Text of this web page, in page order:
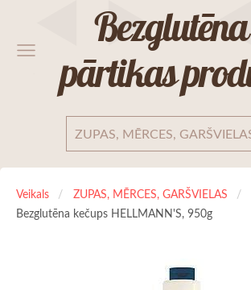
Bezglutēna
pārtikas
ZUPAS, MĒRCES,
Veikals
ZUPAS, MĒRCES, GARŠVIELAS
Bezglutēna kečups HELLMANN'S, 950g